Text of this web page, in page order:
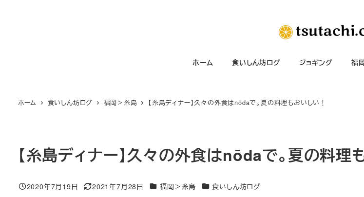
ホーム 食いしん坊ログ ジョギング 福
ホーム 食いしん坊ログ 福岡＞糸島 【糸島ディナー】久々の外食はnōdaで。夏の料理もおいしい！
【糸島ディナー】久々の外食はnōdaで。夏の料理
投稿日
2020年7月19日
更新日
2021年7月28日 カテゴリー
福岡＞糸島 カテゴリー
食いしん坊ログ